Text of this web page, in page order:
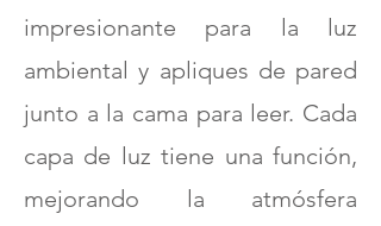
impresionante para la luz
ambiental y apliques de pared
junto a la cama para leer. Cada
capa de luz tiene una función,
mejorando la atmósfera